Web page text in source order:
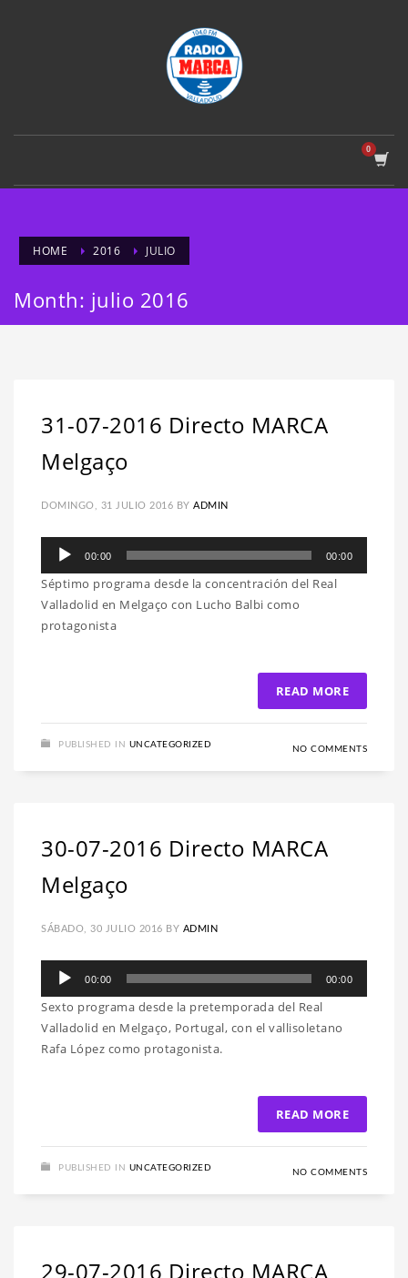
HOME 2016 JULIO
Month: julio 2016
31-07-2016 Directo MARCA
Melgaço
DOMINGO, 31 JULIO 2016 BY ADMIN
Reproductor
audio
00:00 00:00
Séptimo programa desde la concentración del Real
Valladolid en Melgaço con Lucho Balbi como
protagonista
READ MORE
PUBLISHED IN UNCATEGORIZED NO COMMENTS
30-07-2016 Directo MARCA
Melgaço
SÁBADO, 30 JULIO 2016 BY ADMIN
Reproductor
audio
00:00 00:00
Sexto programa desde la pretemporada del Real
Valladolid en Melgaço, Portugal, con el vallisoletano
Rafa López como protagonista.
READ MORE
PUBLISHED IN UNCATEGORIZED NO COMMENTS
29-07-2016 Directo MARCA